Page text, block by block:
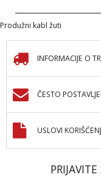
Produžni kabl žuti
INFORMACIJE O
ČESTO
USLOVI